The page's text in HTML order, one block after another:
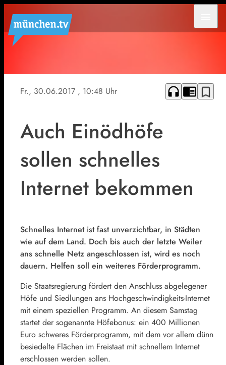
Fr., 30.06.2017 , 10:48 Uhr headphones chrome_reader_mode bookmark_border
Auch Einödhöfe
sollen schnelles
Internet bekommen
Schnelles Internet ist fast unverzichtbar, in Städten
wie auf dem Land. Doch bis auch der letzte Weiler
ans schnelle Netz angeschlossen ist, wird es noch
dauern. Helfen soll ein weiteres Förderprogramm.
Die Staatsregierung fördert den Anschluss abgelegener
Höfe und Siedlungen ans Hochgeschwindigkeits-Internet
mit einem speziellen Programm. An diesem Samstag
startet der sogenannte Höfebonus: ein 400 Millionen
Euro schweres Förderprogramm, mit dem vor allem dünn
besiedelte Flächen im Freistaat mit schnellem Internet
erschlossen werden sollen.